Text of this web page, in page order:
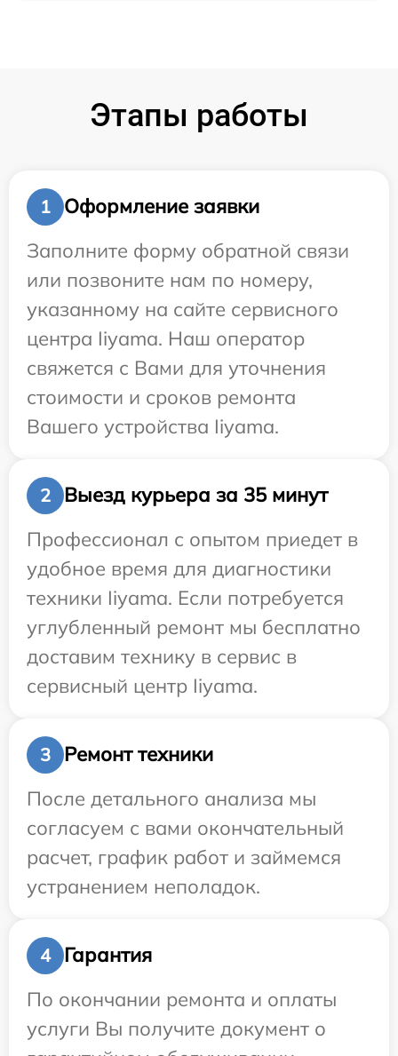
Этапы работы
1
Оформление заявки
Заполните форму обратной связи
или позвоните нам по номеру,
указанному на сайте сервисного
центра Iiyama. Наш оператор
свяжется с Вами для уточнения
стоимости и сроков ремонта
Вашего устройства Iiyama.
2
Выезд курьера за 35 минут
Профессионал с опытом приедет в
удобное время для диагностики
техники Iiyama. Если потребуется
углубленный ремонт мы бесплатно
доставим технику в сервис в
сервисный центр Iiyama.
3
Ремонт техники
После детального анализа мы
согласуем с вами окончательный
расчет, график работ и займемся
устранением неполадок.
4
Гарантия
По окончании ремонта и оплаты
услуги Вы получите документ о